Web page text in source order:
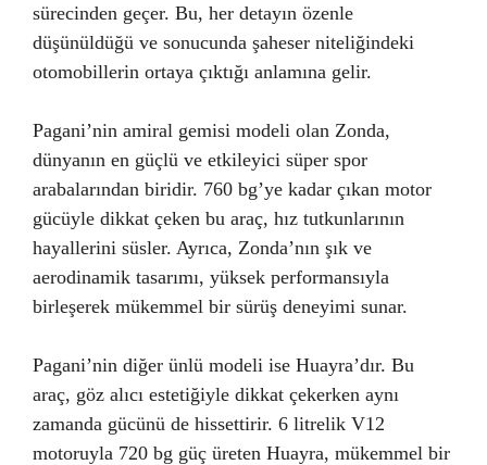
sürecinden geçer. Bu, her detayın özenle
düşünüldüğü ve sonucunda şaheser niteliğindeki
otomobillerin ortaya çıktığı anlamına gelir.
Pagani’nin amiral gemisi modeli olan Zonda,
dünyanın en güçlü ve etkileyici süper spor
arabalarından biridir. 760 bg’ye kadar çıkan motor
gücüyle dikkat çeken bu araç, hız tutkunlarının
hayallerini süsler. Ayrıca, Zonda’nın şık ve
aerodinamik tasarımı, yüksek performansıyla
birleşerek mükemmel bir sürüş deneyimi sunar.
Pagani’nin diğer ünlü modeli ise Huayra’dır. Bu
araç, göz alıcı estetiğiyle dikkat çekerken aynı
zamanda gücünü de hissettirir. 6 litrelik V12
motoruyla 720 bg güç üreten Huayra, mükemmel bir